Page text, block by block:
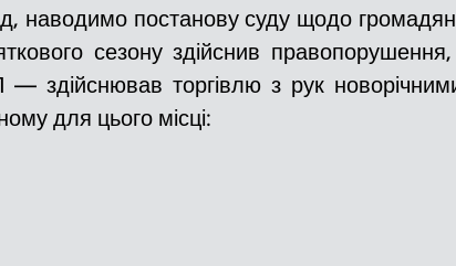
формування
сезону здійснив
— здійснював торгівлю з рук
для цього місці: